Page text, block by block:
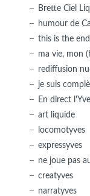
Brette Ciel
humour de
this is the
ma vie, mon
rediffusion
je suis
En direct
art liquide
locomotyves
expressyves
ne joue pas
creatyves
narratyves